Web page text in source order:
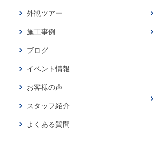
外観ツアー
施工事例
ブログ
イベント情報
お客様の声
スタッフ紹介
よくある質問